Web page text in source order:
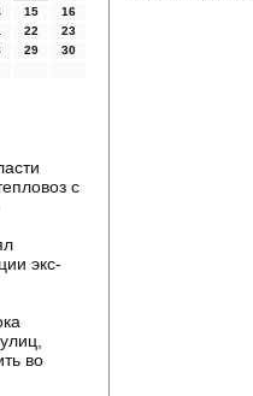
15
16
22
23
29
30
с
экс-
во